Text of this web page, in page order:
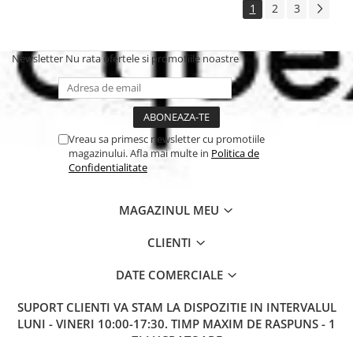
1 2 3
Newsletter Nu rata ofertele si promotiile noastre
Vreau sa primesc newsletter cu promotiile
magazinului. Afla mai multe in Politica de
Confidentialitate
MAGAZINUL MEU
CLIENTI
DATE COMERCIALE
SUPORT CLIENTI VA STAM LA DISPOZITIE IN INTERVALUL
LUNI - VINERI 10:00-17:30. TIMP MAXIM DE RASPUNS - 1